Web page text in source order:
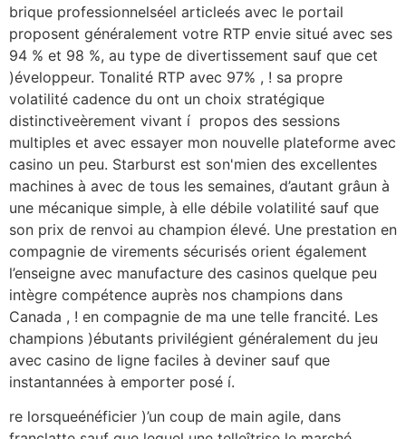
brique professionnelséel articleés avec le portail
proposent généralement votre RTP envie situé avec ses
94 % et 98 %, au type de divertissement sauf que cet
)éveloppeur. Tonalité RTP avec 97% , ! sa propre
volatilité cadence du ont un choix stratégique
distinctiveèrement vivant í propos des sessions
multiples et avec essayer mon nouvelle plateforme avec
casino un peu. Starburst est son'mien des excellentes
machines à avec de tous les semaines, d’autant grâun à
une mécanique simple, à elle débile volatilité sauf que
son prix de renvoi au champion élevé. Une prestation en
compagnie de virements sécurisés orient également
l’enseigne avec manufacture des casinos quelque peu
intègre compétence auprès nos champions dans
Canada , ! en compagnie de ma une telle francité. Les
champions )ébutants privilégient généralement du jeu
avec casino de ligne faciles à deviner sauf que
instantannées à emporter posé í.
re lorsqueénéficier )’un coup de main agile, dans